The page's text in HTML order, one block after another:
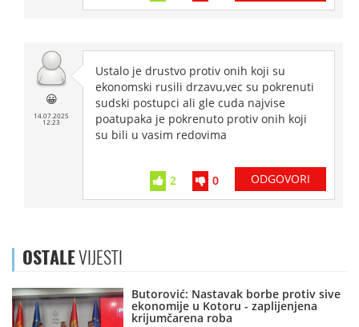
😀
14.07.2025
12:23
Ustalo je drustvo protiv onih koji su
ekonomski rusili drzavu,vec su pokrenuti
sudski postupci ali gle cuda najvise
poatupaka je pokrenuto protiv onih koji
su bili u vasim redovima
2 0 ODGOVORI
OSTALEVIJESTI
Butorović: Nastavak borbe protiv sive
ekonomije u Kotoru - zaplijenjena
krijumčarena roba